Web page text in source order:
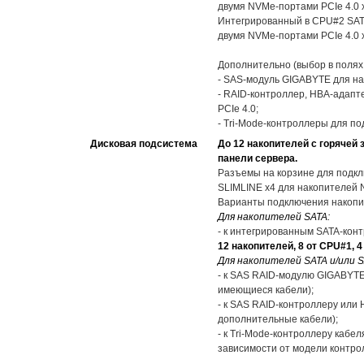
двумя NVMe-портами PCIe 4.0
Интегрированный в CPU#2
двумя NVMe-портами PCIe 4.0
Дополнительно (выбор в
- SAS-модуль GIGABYTE для
- RAID-контроллер, HBA-
PCIe 4.0;
- Tri-Mode-контроллеры для
Дисковая подсистема
До 12 накопителей с горячей
панели сервера.
Разъемы на корзине для
SLIMLINE x4 для накопителей
Варианты подключения
Для накопителей SATA:
- к интегрированным SATA-
12 накопителей, 8 от CPU#1,
Для накопителей SATA и/или
- к SAS RAID-модулю
имеющиеся кабели);
- к SAS RAID-контроллеру
дополнительные кабели);
- к Tri-Mode-контроллеру
зависимости от модели